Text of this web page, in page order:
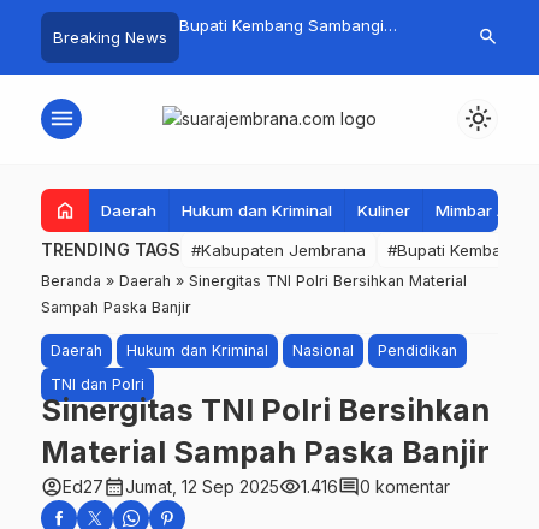
Breaking News
PKK Provinsi Bali di
Omzet Ratusan
Bupati Kembang Sambangi
Bantuan Disalurkan untuk
Tim
Perairan
search
menu light_mode
home Daerah Hukum dan Kriminal Kuliner Mimbar
TRENDING TAGS #Kabupaten Jembrana #Bupati Kembang
Beranda » Daerah » Sinergitas TNI Polri Bersihkan Material
Sampah Paska Banjir
Daerah Hukum dan Kriminal Nasional
Pendidikan
TNI dan Polri
Sinergitas TNI Polri Bersihkan
Material Sampah Paska Banjir
account_circleEd27calendar_monthJumat, 12 Sep 2025visibility1.416comment0 komentar